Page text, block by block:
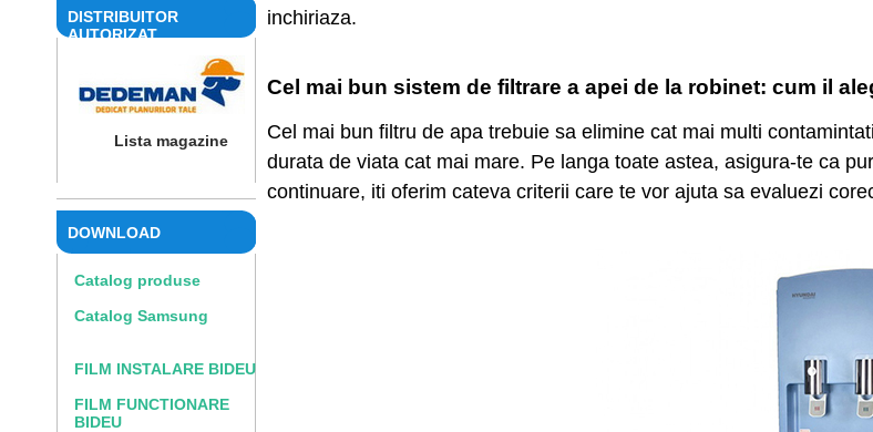
DISTRIBUITOR
AUTORIZAT
Lista magazine
DOWNLOAD
Catalog produse
Catalog Samsung
FILM INSTALARE BIDEU
FILM FUNCTIONARE
BIDEU
inchiriaza.
Cel mai bun sistem de filtrare a apei de la robinet: cum il
Cel mai bun filtru de apa trebuie sa elimine cat mai multi
durata de viata cat mai mare. Pe langa toate astea, asigura-te ca
continuare, iti oferim cateva criterii care te vor ajuta sa evaluezi